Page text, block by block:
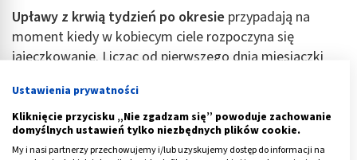
Upławy z krwią tydzień po okresie przypadają na
moment kiedy w kobiecym ciele rozpoczyna się
jajeczkowanie. Licząc od pierwszego dnia miesiączki
trwa u kobiety około 7 dni, jeśli więc krwista wydzielina
z pochwy wycieka kolejne 7 dni później, wypada w
początek owulacji. Kiedy komórka jajowa przemieszcza
Ustawienia prywatności
Kliknięcie przycisku „Nie zgadzam się” powoduje zachowanie
domyślnych ustawień tylko niezbędnych plików cookie.
My i nasi partnerzy przechowujemy i/lub uzyskujemy dostęp do informacji na